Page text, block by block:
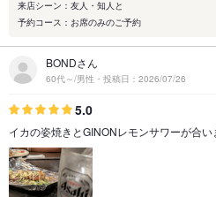
来店シーン：友人・知人と
予約コース：お席のみのご予約
BONDさん
60代～/男性・投稿日：2026/07/26
5.0
イカの姿焼きとGINONレモンサワーが合い